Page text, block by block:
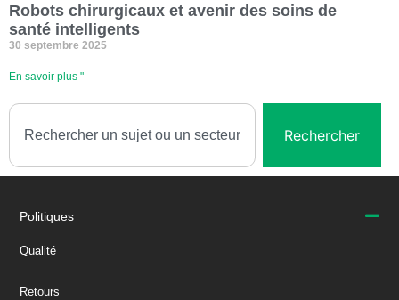
Robots chirurgicaux et avenir des soins de
santé intelligents
30 septembre 2025
En savoir plus "
Rechercher
Politiques
Qualité
Retours